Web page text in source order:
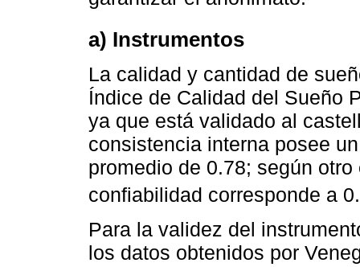
a) Instrumentos
La calidad y cantidad de
Índice de Calidad del Sueño
ya que está validado al
consistencia interna posee
promedio de 0.78; según
confiabilidad corresponde a
Para la validez del
los datos obtenidos por